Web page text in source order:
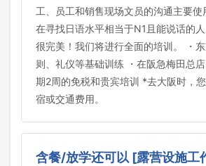
工、员工和销售现场文员的沟通主要使
在寻找日语水平相当于N1且能说话的
很完美！我们将进行全面的培训。 ・
则、礼仪等基础训练 ・在阪急梅田总
期2周的免税和贵宾培训 *去大阪时，
宿或交通费用。
含餐/放学还可以 [露营设施工